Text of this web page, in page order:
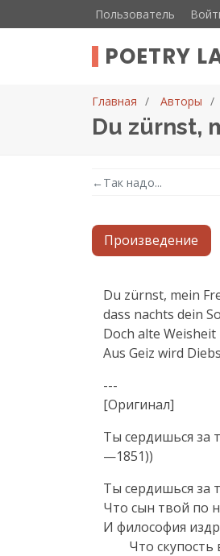
Пользователь
POETRY
Главная Авторы
Du zürnst,
← Так надо...
Произведение
Текст
Du zürnst, mein
dass nachts dein
Doch alte
Aus Geiz wird
---
[Оригинал]
Ты сердишься за
—1851))
Ты сердишься за
Что сын твой по
И философия
Что